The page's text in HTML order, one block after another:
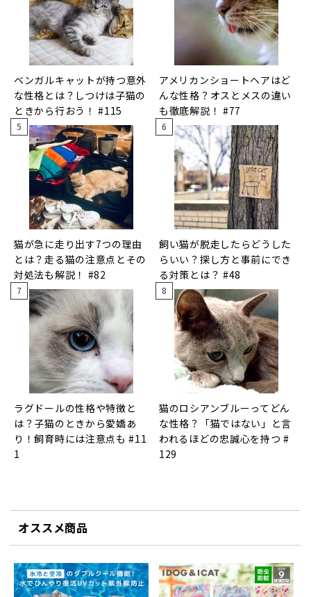
ベンガルキャットが持つ意外
な性格とは？しつけは子猫の
ときから行おう！ #115
アメリカンショートヘアはど
んな性格？オスとメスの違い
も徹底解説！ #77
猫が急に走り出す7つの理由
とは？走る猫の注意点とその
対処法も解説！ #82
飼い猫が脱走したらどうした
らいい？探し方と事前にでき
る対策とは？ #48
ラグドールの性格や特徴と
は？子猫のときから愛嬌あ
り！飼育時には注意点も #11
1
猫のロシアンブルーってどん
な性格？「猫ではない」と言
われるほどの忠誠心を持つ #
129
オススメ商品